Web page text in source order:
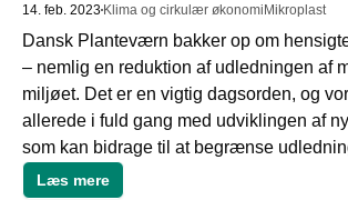
14. feb. 2023 Klima og cirkulær økonomi Mikroplast
Dansk Planteværn bakker op om
– nemlig en reduktion af udledningen af
miljøet. Det er en vigtig dagsorden, og
allerede i fuld gang med udviklingen af
som kan bidrage til at begrænse
Læs mere